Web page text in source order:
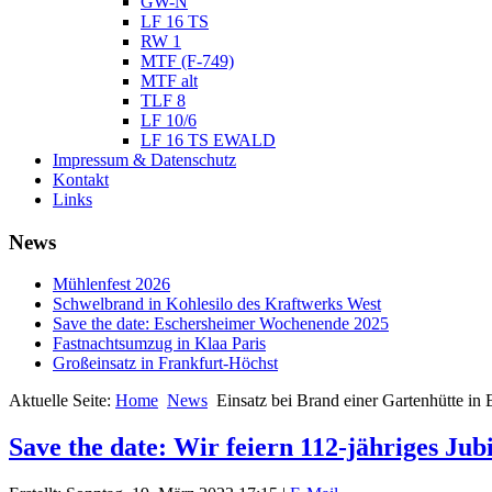
LF 16 TS
RW 1
MTF (F-749)
MTF alt
TLF 8
LF 10/6
LF 16 TS EWALD
Impressum & Datenschutz
Kontakt
Links
News
Mühlenfest 2026
Schwelbrand in Kohlesilo des Kraftwerks West
Save the date: Eschersheimer Wochenende 2025
Fastnachtsumzug in Klaa Paris
Großeinsatz in Frankfurt-Höchst
Aktuelle Seite: Home News Einsatz bei Brand einer Gartenhütte in
Save the date: Wir feiern 112-jähriges